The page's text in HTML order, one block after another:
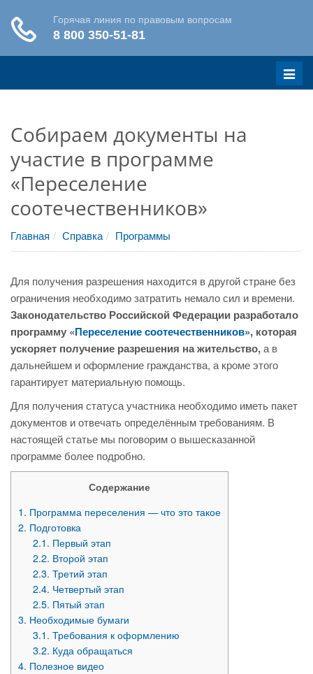
Меню
Собираем документы на
участие в программе
«Переселение
соотечественников»
Главная Справка Программы
Для получения разрешения находится в другой стране без
ограничения необходимо затратить немало сил и времени.
Законодательство Российской Федерации разработало
программу «Переселение соотечественников», которая
ускоряет получение разрешения на жительство,а в
дальнейшем и оформление гражданства, а кроме этого
гарантирует материальную помощь.
Для получения статуса участника необходимо иметь пакет
документов и отвечать определённым требованиям. В
настоящей статье мы поговорим о вышесказанной
программе более подробно.
Содержание
1. Программа переселения — что это такое
2. Подготовка
2.1. Первый этап
2.2. Второй этап
2.3. Третий этап
2.4. Четвертый этап
2.5. Пятый этап
3. Необходимые бумаги
3.1. Требования к оформлению
3.2. Куда обращаться
4. Полезное видео